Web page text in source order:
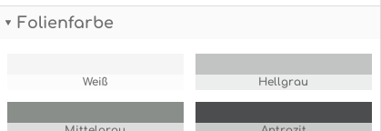
Folienfarbe
Weiß Hellgrau